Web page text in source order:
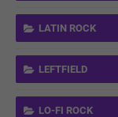
LATIN ROCK
LEFTFIELD
LO-FI ROCK